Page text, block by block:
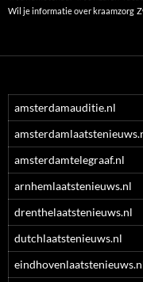
Wil je informatie over kraamzorg
amsterdamauditie.nl
amsterdamtelegraaf.nl
arnhemlaatstenieuws.nl
drenthelaatstenieuws.nl
dutchlaatstenieuws.nl